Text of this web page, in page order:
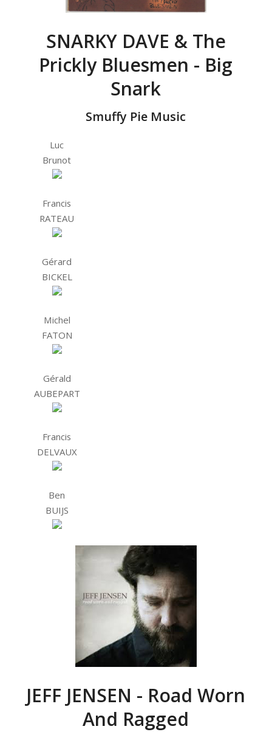
SNARKY DAVE & The
Prickly Bluesmen - Big
Snark
Smuffy Pie Music
Luc
Brunot
Francis
RATEAU
Gérard
BICKEL
Michel
FATON
Gérald
AUBEPART
Francis
DELVAUX
Ben
BUIJS
JEFF JENSEN - Road Worn
And Ragged